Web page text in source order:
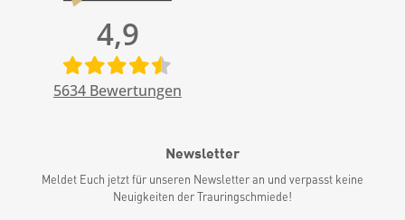
4,9
5634 Bewertungen
Newsletter
Meldet Euch jetzt für unseren Newsletter an und verpasst keine
Neuigkeiten der Trauringschmiede!